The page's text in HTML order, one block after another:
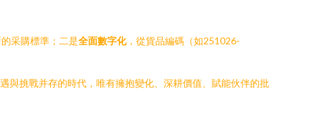
采購標準；二是全面數字化，從貨品編碼（如251026-
與挑戰并存的時代，唯有擁抱變化、深耕價值、賦能伙伴的批